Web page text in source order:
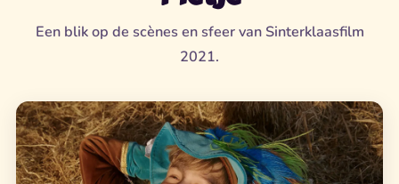
Een blik op de scènes en sfeer van Sinterklaasfilm
2021.